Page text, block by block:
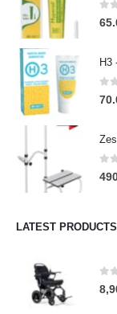
0
H3
0
0
LATEST PRODUCTS
0